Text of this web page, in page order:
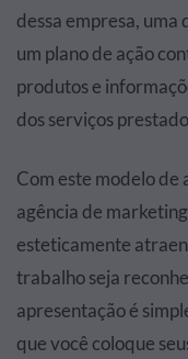
dessa empresa, uma
um plano de ação
produtos e
dos serviços
Com este modelo de
agência de
esteticamente
trabalho seja
apresentação é
que você coloque